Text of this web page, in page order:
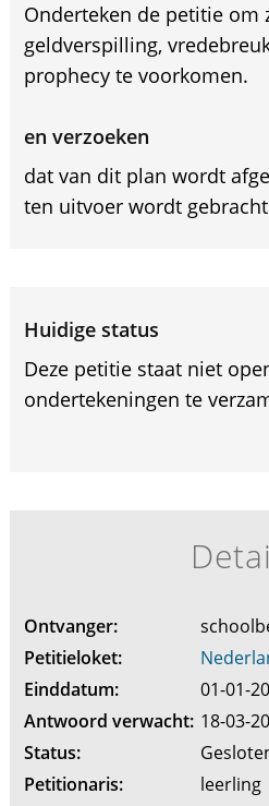
Onderteken de petitie om
geldverspilling,
prophecy te voorkomen.
en verzoeken
dat van dit plan wordt
ten uitvoer wordt
Huidige status
Deze petitie staat niet
ondertekeningen te
Ontvanger:
Petitieloket:
Einddatum:
01-01-
Antwoord verwacht: 18-03-
Status:
Petitionaris:
leerling